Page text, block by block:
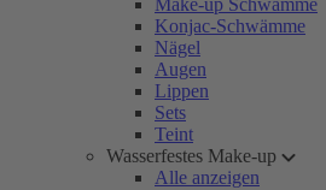
Make-up Schwämme
Konjac-Schwämme
Nägel
Augen
Lippen
Sets
Teint
Wasserfestes Make-up
Alle anzeigen